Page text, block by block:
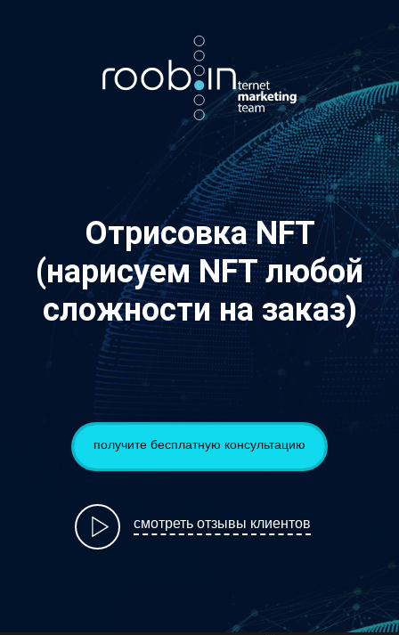
Отрисовка NFT
(нарисуем NFT любой
сложности на заказ)
получите бесплатную консультацию
смотреть отзывы клиентов
Хотите также? Пишите в телеграм:
vino_costa